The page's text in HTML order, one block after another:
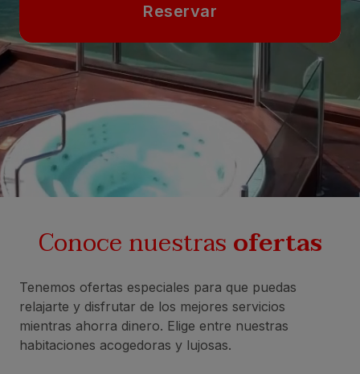
Reservar
Conoce nuestrasofertas
Tenemos ofertas especiales para que puedas
relajarte y disfrutar de los mejores servicios
mientras ahorra dinero. Elige entre nuestras
habitaciones acogedoras y lujosas.